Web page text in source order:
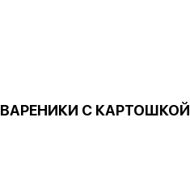
ВАРЕНИКИ С КАРТОШКОЙ